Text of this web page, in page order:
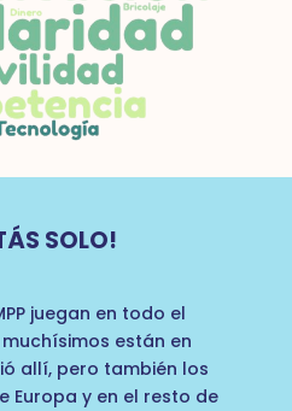
SOLO!
juegan en todo el
están en
allí, pero también los
Europa y en el resto de